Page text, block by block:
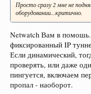
Просто сразу 2 мне не
оборудовании...критично.
Netwatch Вам в
фиксированный IP
Если динамический,
проверять, или даже
пингуется, включаем
пропал - наоборот.